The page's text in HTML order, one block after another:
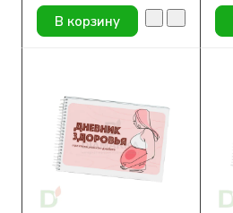
В корзину